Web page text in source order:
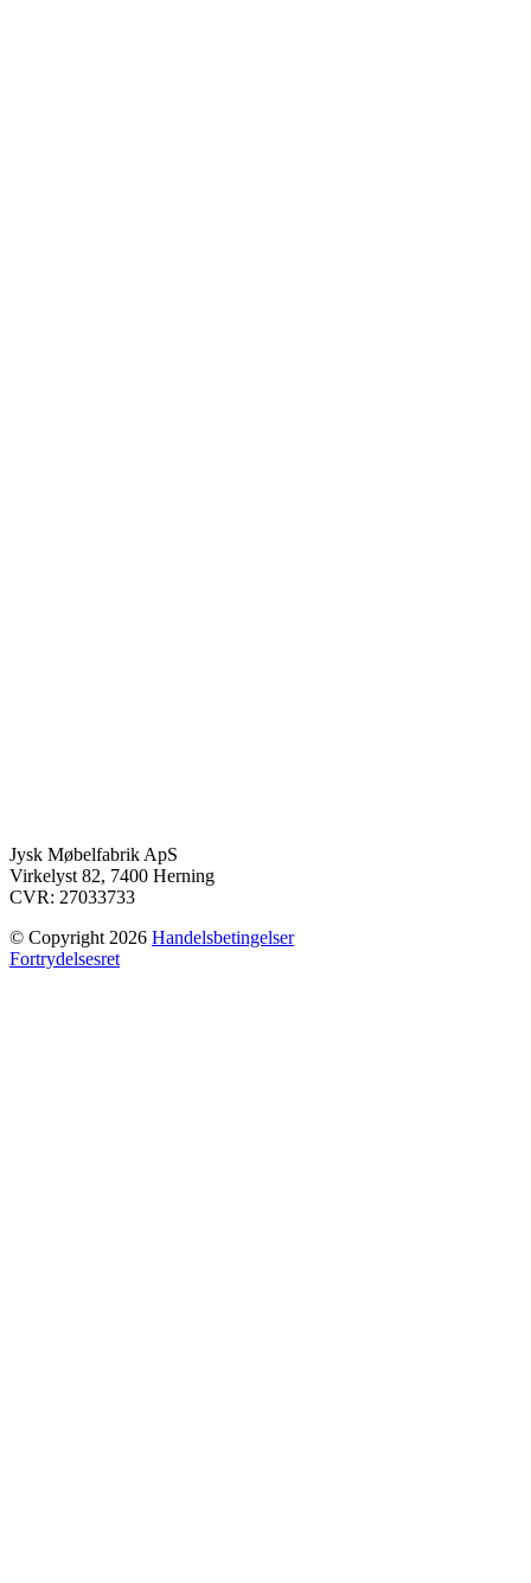
Jysk Møbelfabrik ApS
Virkelyst 82, 7400 Herning
CVR: 27033733
© Copyright 2026 Handelsbetingelser
Fortrydelsesret